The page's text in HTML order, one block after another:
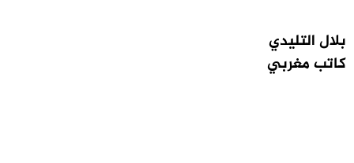
بلال التليدي
كاتب مغربي